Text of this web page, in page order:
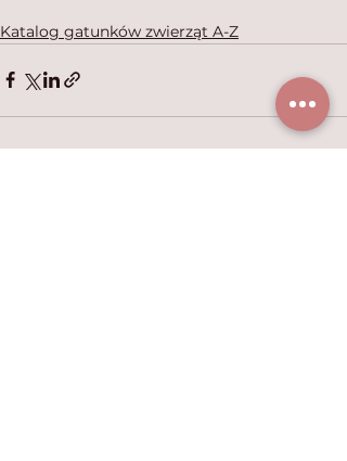
Katalog gatunków zwierząt A-Z